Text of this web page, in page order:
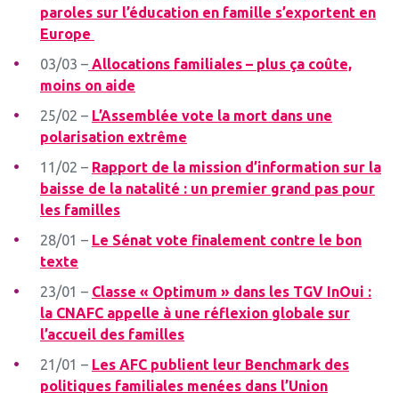
paroles sur l’éducation en famille s’exportent en
Europe
03/03 – Allocations familiales – plus ça coûte,
moins on aide
25/02 – L’Assemblée vote la mort dans une
polarisation extrême
11/02 – Rapport de la mission d’information sur la
baisse de la natalité : un premier grand pas pour
les familles
28/01 – Le Sénat vote finalement contre le bon
texte
23/01 – Classe « Optimum » dans les TGV InOui :
la CNAFC appelle à une réflexion globale sur
l’accueil des familles
21/01 – Les AFC publient leur Benchmark des
politiques familiales menées dans l’Union